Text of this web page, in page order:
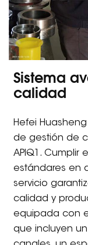
Sistema
calidad
Hefei
de gestión de
APIQ1. Cumplir
estándares en
servicio
calidad y
equipada con
que incluyen